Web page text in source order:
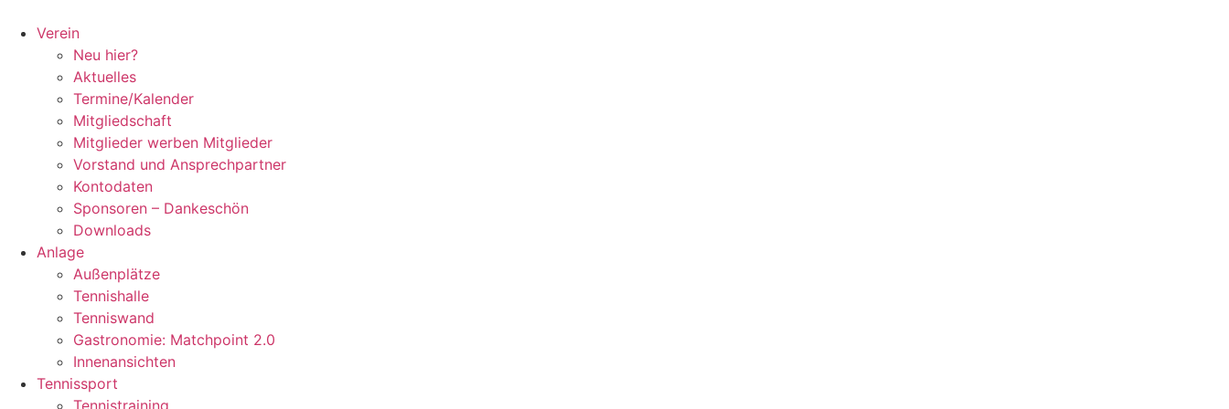
Inhalt
springen
Verein
Neu hier?
Aktuelles
Termine/Kalender
Mitgliedschaft
Mitglieder werben Mitglieder
Vorstand und Ansprechpartner
Kontodaten
Sponsoren – Dankeschön
Downloads
Anlage
Außenplätze
Tennishalle
Tenniswand
Gastronomie: Matchpoint 2.0
Innenansichten
Tennissport
Tennistraining